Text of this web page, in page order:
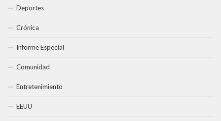
Deportes
Crónica
Informe Especial
Comunidad
Entretenimiento
EEUU